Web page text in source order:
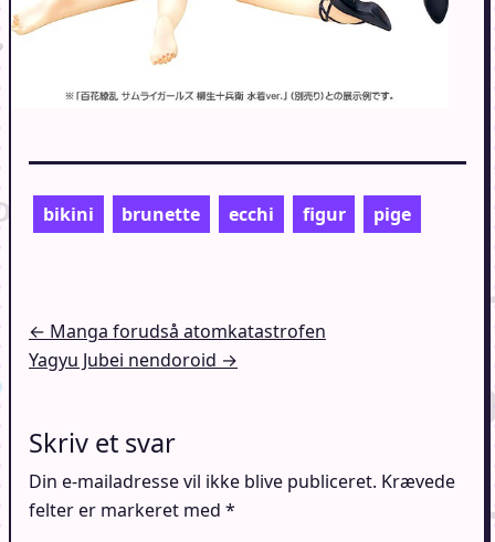
bikini brunette ecchi figur pige
Indlægsnavigation
← Manga forudså atomkatastrofen
Yagyu Jubei nendoroid →
Skriv et svar
Din e-mailadresse vil ikke blive publiceret. Krævede
felter er markeret med *